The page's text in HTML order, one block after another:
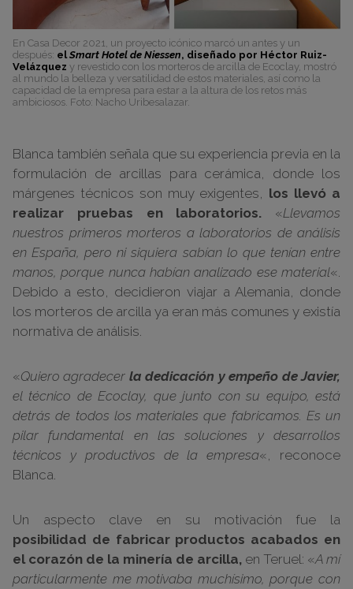
En Casa Decor 2021, un proyecto icónico marcó un antes y un
después: el Smart Hotel de Niessen, diseñado por Héctor Ruiz-
Velázquez y revestido con los morteros de arcilla de Ecoclay, mostró
al mundo la belleza y versatilidad de estos materiales, así como la
capacidad de la empresa para estar a la altura de los retos más
ambiciosos. Foto: Nacho Uribesalazar.
Blanca también señala que su experiencia previa en la
formulación de arcillas para cerámica, donde los
márgenes técnicos son muy exigentes, los llevó a
realizar pruebas en laboratorios. «Llevamos
nuestros primeros morteros a laboratorios de análisis
en España, pero ni siquiera sabían lo que tenían entre
manos, porque nunca habían analizado ese material«.
Debido a esto, decidieron viajar a Alemania, donde
los morteros de arcilla ya eran más comunes y existía
normativa de análisis.
«Quiero agradecer la dedicación y empeño de Javier,
el técnico de Ecoclay, que junto con su equipo, está
detrás de todos los materiales que fabricamos. Es un
pilar fundamental en las soluciones y desarrollos
técnicos y productivos de la empresa«, reconoce
Blanca.
Un aspecto clave en su motivación fue la
posibilidad de fabricar productos acabados en
el corazón de la minería de arcilla, en Teruel: «A mí
particularmente me motivaba muchísimo, porque con